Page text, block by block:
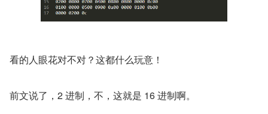
看的人眼花对不对？这都什么玩意！
前文说了，2 进制，不，这就是 16 进制啊。